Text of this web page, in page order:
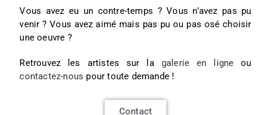
Vous avez eu un contre-temps ? Vous n’avez pas pu
venir ? Vous avez aimé mais pas pu ou pas osé choisir
une oeuvre ?
Retrouvez les artistes sur la galerie en ligne ou
contactez-nous pour toute demande !
Contact